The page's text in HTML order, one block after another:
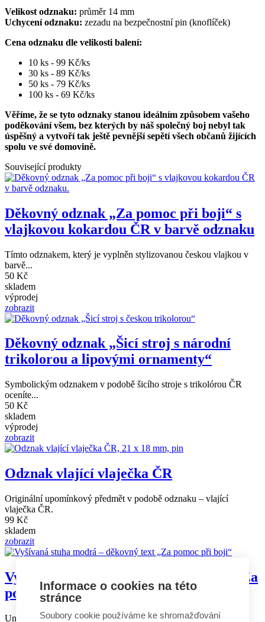
Velikost odznaku: průměr 14 mm
Uchycení odznaku: zezadu na bezpečnostní pin (knoflíček)
Cena odznaku dle velikosti balení:
10 ks - 99 Kč/ks
30 ks - 89 Kč/ks
50 ks - 79 Kč/ks
100 ks - 69 Kč/ks
Věříme, že se tyto odznaky stanou ideálním způsobem vašeho
poděkování všem, bez kterých by náš společný boj nebyl tak
úspěšný a vytvoří tak ještě pevnější sepětí všech občanů žijících
spolu ve své domovině.
Související produkty
Děkovný odznak „Za pomoc při boji“ s
vlajkovou kokardou ČR v barvě odznaku
Tímto odznakem, který je vyplněn stylizovanou českou vlajkou v
barvě...
50 Kč
skladem
výprodej
zobrazit
Děkovný odznak „Šicí stroj s národní
trikolorou a lipovými ornamenty“
Symbolickým odznakem v podobě šicího stroje s trikolórou ČR
oceníte...
50 Kč
skladem
výprodej
zobrazit
Odznak vlající vlaječka ČR
Originální upomínkový předmět v podobě odznaku – vlající
vlaječka ČR.
99 Kč
skladem
zobrazit
Vyšívaná stuha modrá – děkovný text „Za
pomoc při boji“
Univerzální sametová stuha modrá nese zlatě vyšívaný pamětní
Informace o cookies na této
stránce
Soubory cookie používáme ke shromažďování